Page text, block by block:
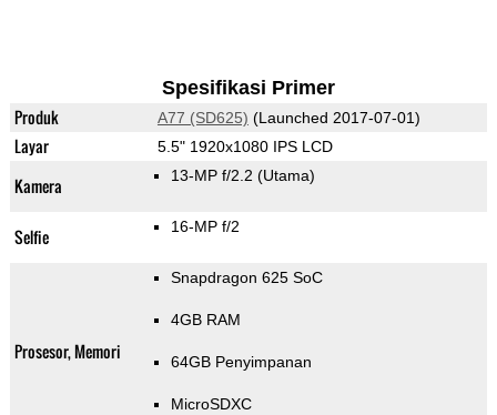
Spesifikasi Primer
Produk A77 (SD625) (Launched 2017-07-01)
Layar 5.5" 1920x1080 IPS LCD
Kamera 13-MP f/2.2 (Utama)
Selfie 16-MP f/2
Prosesor, Memori
Snapdragon 625 SoC
4GB RAM
64GB Penyimpanan
MicroSDXC